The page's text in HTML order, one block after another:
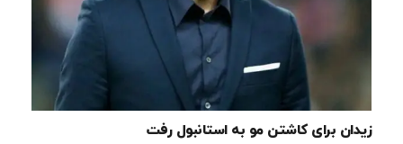
زیدان برای کاشتن مو به استانبول رفت